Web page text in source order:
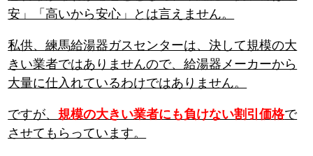
安」「高いから安心」とは言えません。
私供、練馬給湯器ガスセンターは、決して規模の大
きい業者ではありませんので、給湯器メーカーから
大量に仕入れているわけではありません。
ですが、 規模の大きい業者にも負けない割引価格で
させてもらっています。